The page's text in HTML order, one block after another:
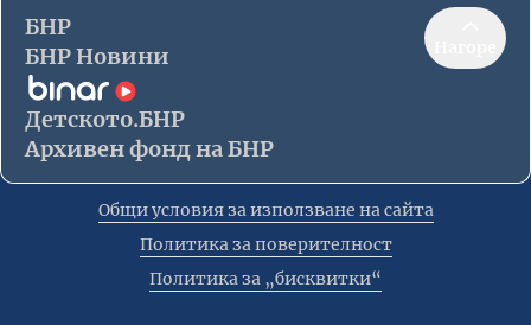
БНР
БНР Новини
Детското.БНР
Архивен фонд на БНР
Общи условия за използване на сайта
Политика за поверителност
Политика за „бисквитки“